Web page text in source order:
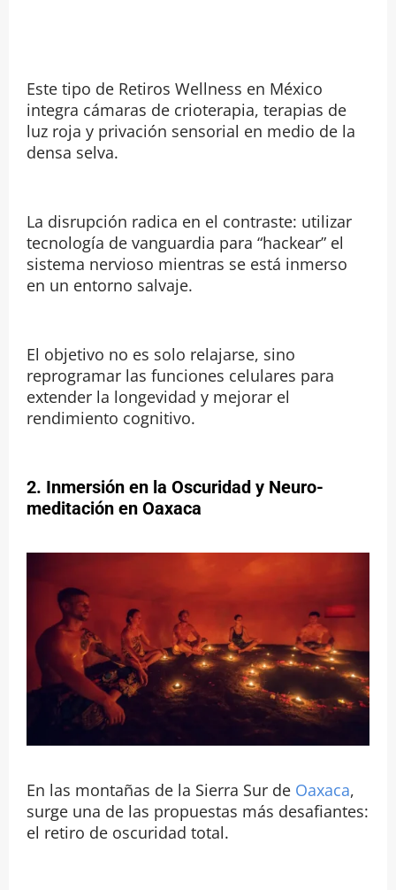
Este tipo de Retiros Wellness en México
integra cámaras de crioterapia, terapias de
luz roja y privación sensorial en medio de la
densa selva.
La disrupción radica en el contraste: utilizar
tecnología de vanguardia para “hackear” el
sistema nervioso mientras se está inmerso
en un entorno salvaje.
El objetivo no es solo relajarse, sino
reprogramar las funciones celulares para
extender la longevidad y mejorar el
rendimiento cognitivo.
2. Inmersión en la Oscuridad y Neuro-
meditación en Oaxaca
En las montañas de la Sierra Sur de Oaxaca,
surge una de las propuestas más desafiantes:
el retiro de oscuridad total.